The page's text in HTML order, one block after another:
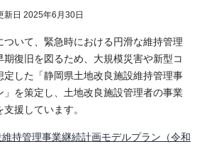
日 2025年6月30日
ついて、緊急時における円滑な維持管理
復旧を図るため、大規模災害や新型コ
定した「静岡県土地改良施設維持管理事
」を策定し、土地改良施設管理者の事業
援しています。
持管理事業継続計画モデルプラン（令和